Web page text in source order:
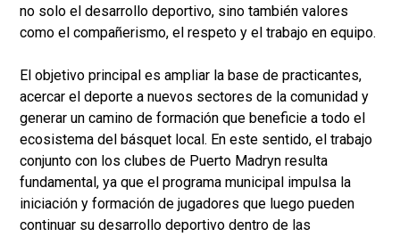
no solo el desarrollo deportivo, sino también valores
como el compañerismo, el respeto y el trabajo en equipo.
El objetivo principal es ampliar la base de practicantes,
acercar el deporte a nuevos sectores de la comunidad y
generar un camino de formación que beneficie a todo el
ecosistema del básquet local. En este sentido, el trabajo
conjunto con los clubes de Puerto Madryn resulta
fundamental, ya que el programa municipal impulsa la
iniciación y formación de jugadores que luego pueden
continuar su desarrollo deportivo dentro de las